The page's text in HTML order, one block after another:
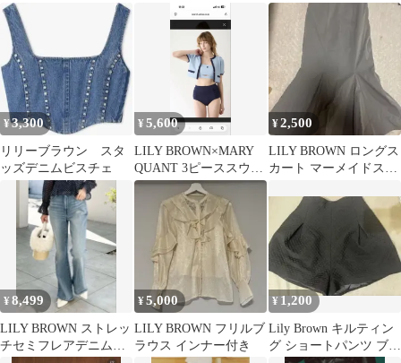
LILYBROWN リリーブ
ラウン
ンツ ブルー 1洗え
る 綿
ス
¥3,300
リリーブラウン スタ
ッズデニムビスチェ
¥5,600
LILY BROWN×MARY
QUANT 3ピーススウィ
ムウェア
¥2,500
LILY BROWN ロングス
カート マーメイドスカ
¥8,499
LILY BROWN ストレッ
チセミフレアデニムパ
¥5,000
LILY BROWN フリルブ
ラウス インナー付き
¥1,200
Lily Brown キルティン
グ ショートパンツ ブラ